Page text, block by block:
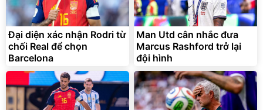
392.000 đ
325.000đ
Đã bán nhiều
tiện lợi
9.900.000đ
7.092.000đ
Đang xem nhiều
G-FORCE VIETNA
Đại diện xác nhận Rodri từ
chối Real để chọn
Barcelona
Man Utd cân nhắc đưa
Marcus Rashford trở lại
đội hình